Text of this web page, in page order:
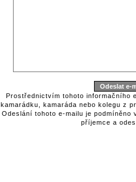
Prostřednictvím tohoto informačního
kamarádku, kamaráda nebo kolegu z
Odeslání tohoto e-mailu je podmíněno
příjemce a